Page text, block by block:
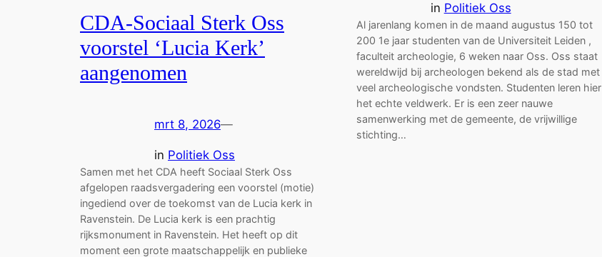
CDA-Sociaal Sterk Oss
voorstel ‘Lucia Kerk’
aangenomen
mrt 8, 2026—
in Politiek Oss
Samen met het CDA heeft Sociaal Sterk Oss
afgelopen raadsvergadering een voorstel (motie)
ingediend over de toekomst van de Lucia kerk in
Ravenstein. De Lucia kerk is een prachtig
rijksmonument in Ravenstein. Het heeft op dit
moment een grote maatschappelijk en publieke
in Politiek Oss
Al jarenlang komen in de maand augustus 150 tot
200 1e jaar studenten van de Universiteit Leiden ,
faculteit archeologie, 6 weken naar Oss. Oss staat
wereldwijd bij archeologen bekend als de stad met
veel archeologische vondsten. Studenten leren hier
het echte veldwerk. Er is een zeer nauwe
samenwerking met de gemeente, de vrijwillige
stichting…